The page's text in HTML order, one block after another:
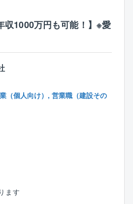
す。そのため、先輩がしっかり
層向けの制度〉
なく、座学講習の制度も導入し
に1回程度の頻度での研修制度と
年目(新卒からの年次計算)まで
の基礎知識に関する講義内容と
個人の経験や経歴を考慮して研
。
築士資格を取得できるよう、資
す。
収1000万円も可能！】※愛
（個人向け）, 営業職（建設その
ます